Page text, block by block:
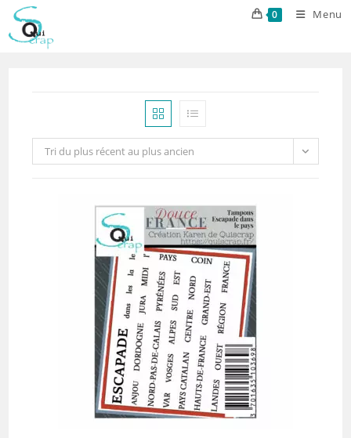
Skip
content
0 Menu
Tri du plus récent au plus ancien